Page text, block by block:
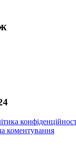
коментування